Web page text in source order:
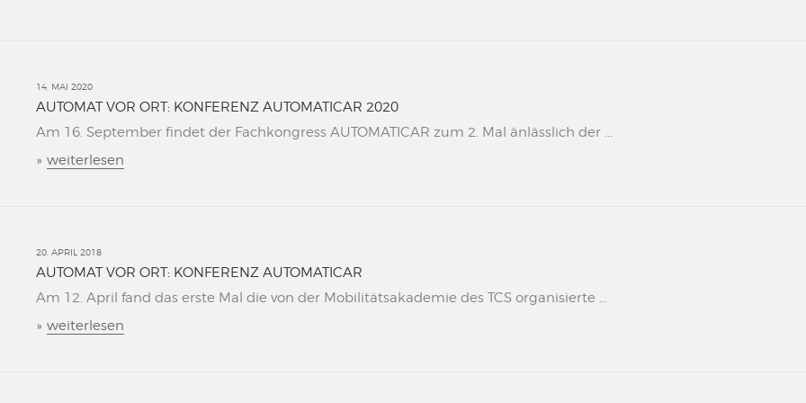
14. MAI 2020
AUTOMAT VOR ORT: KONFERENZ AUTOMATICAR 2020
Am 16. September findet der Fachkongress AUTOMATICAR zum 2. Mal änlässlich der ...
» weiterlesen
20. APRIL 2018
AUTOMAT VOR ORT: KONFERENZ AUTOMATICAR
Am 12. April fand das erste Mal die von der Mobilitätsakademie des TCS organisierte ...
» weiterlesen